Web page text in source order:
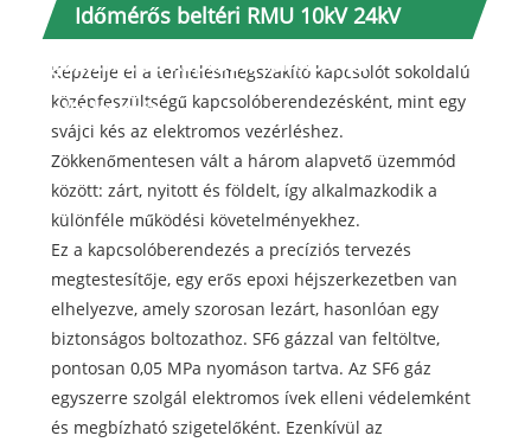
Időmérős beltéri RMU 10kV 24kV
gázterhelés kapcsoló funkció és
alkalmazás
Képzelje el a terhelésmegszakító kapcsolót sokoldalú
középfeszültségű kapcsolóberendezésként, mint egy
svájci kés az elektromos vezérléshez.
Zökkenőmentesen vált a három alapvető üzemmód
között: zárt, nyitott és földelt, így alkalmazkodik a
különféle működési követelményekhez.
Ez a kapcsolóberendezés a precíziós tervezés
megtestesítője, egy erős epoxi héjszerkezetben van
elhelyezve, amely szorosan lezárt, hasonlóan egy
biztonságos boltozathoz. SF6 gázzal van feltöltve,
pontosan 0,05 MPa nyomáson tartva. Az SF6 gáz
egyszerre szolgál elektromos ívek elleni védelemként
és megbízható szigetelőként. Ezenkívül az